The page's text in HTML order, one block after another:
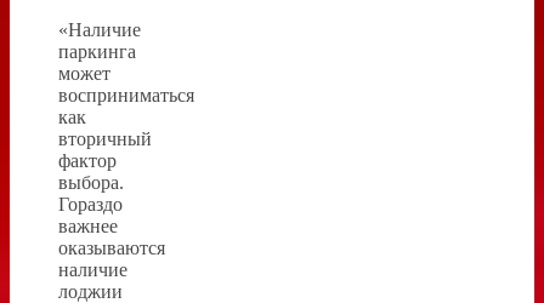
«Наличие
паркинга
может
восприниматься
как
вторичный
фактор
выбора.
Гораздо
важнее
оказываются
наличие
лоджии